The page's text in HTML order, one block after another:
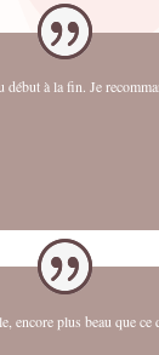
début à la fin. Je
encore plus beau que ce